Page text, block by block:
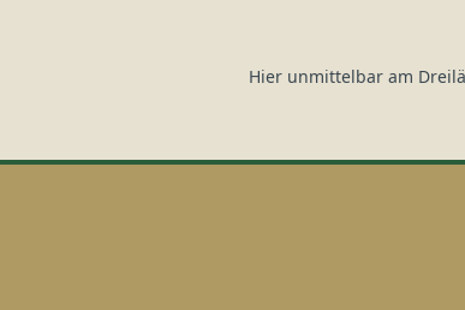
Hier unmittelbar am